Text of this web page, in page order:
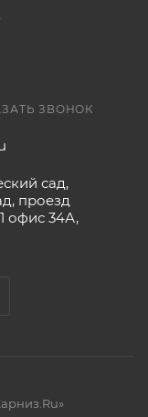
ЗВОНОК
сад,
проезд
офис 34А,